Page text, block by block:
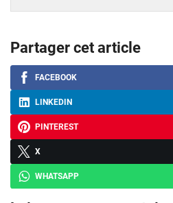
Partager cet article
FACEBOOK
LINKEDIN
PINTEREST
X
WHATSAPP